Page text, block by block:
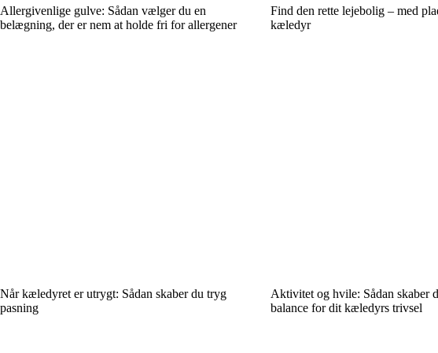
Allergivenlige gulve: Sådan vælger du en
belægning, der er nem at holde fri for allergener
Find den rette lejebolig – med
kæledyr
Når kæledyret er utrygt: Sådan skaber du tryg
pasning
Aktivitet og hvile: Sådan skaber
balance for dit kæledyrs trivsel